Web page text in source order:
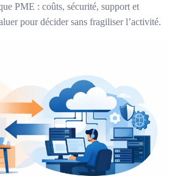
PME : coûts, sécurité, support et
pour décider sans fragiliser l’activité.